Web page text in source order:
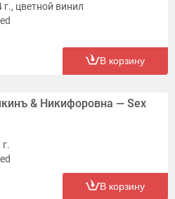
г., цветной винил
В корзину
& Никифоровна — Sex
В корзину